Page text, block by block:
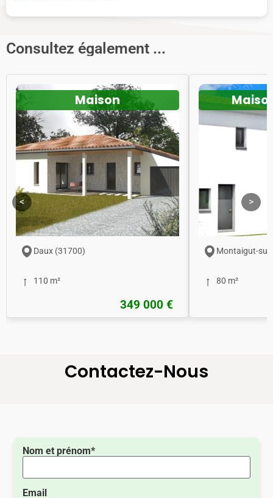
Consultez également ...
<
Maison
Daux (31700)
110 m²
349 000 €
Montaigut-
80 m²
>
Contactez-Nous
Nom et prénom*
Email